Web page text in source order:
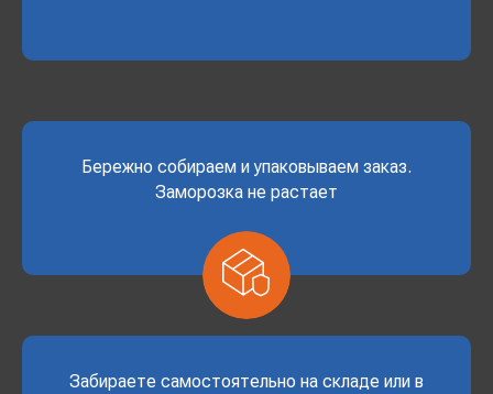
Бережно собираем и упаковываем заказ.
Заморозка не растает
Забираете самостоятельно на складе или в